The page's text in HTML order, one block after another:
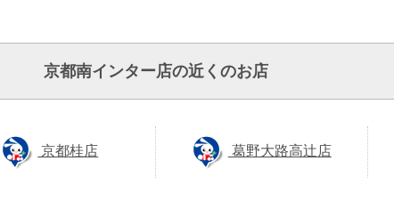
京都南インター店の近くのお店
京都桂店 葛野大路高辻店